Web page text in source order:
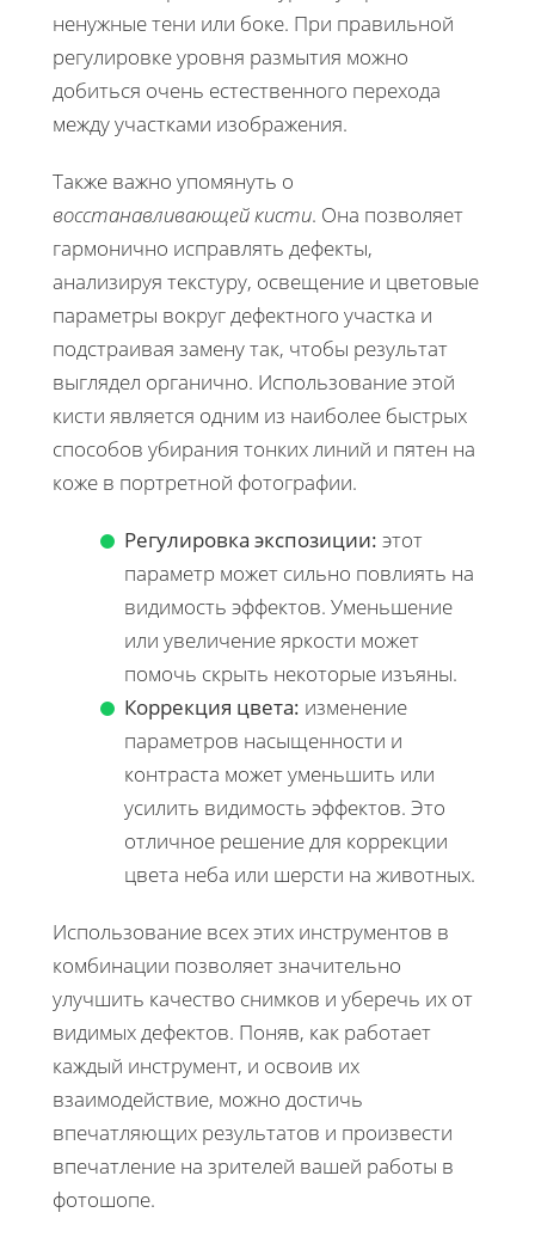
ненужные тени или боке. При правильной
регулировке уровня размытия можно
добиться очень естественного перехода
между участками изображения.
Также важно упомянуть о
восстанавливающей кисти. Она позволяет
гармонично исправлять дефекты,
анализируя текстуру, освещение и цветовые
параметры вокруг дефектного участка и
подстраивая замену так, чтобы результат
выглядел органично. Использование этой
кисти является одним из наиболее быстрых
способов убирания тонких линий и пятен на
коже в портретной фотографии.
Регулировка экспозиции: этот
параметр может сильно повлиять на
видимость эффектов. Уменьшение
или увеличение яркости может
помочь скрыть некоторые изъяны.
Коррекция цвета: изменение
параметров насыщенности и
контраста может уменьшить или
усилить видимость эффектов. Это
отличное решение для коррекции
цвета неба или шерсти на животных.
Использование всех этих инструментов в
комбинации позволяет значительно
улучшить качество снимков и уберечь их от
видимых дефектов. Поняв, как работает
каждый инструмент, и освоив их
взаимодействие, можно достичь
впечатляющих результатов и произвести
впечатление на зрителей вашей работы в
фотошопе.